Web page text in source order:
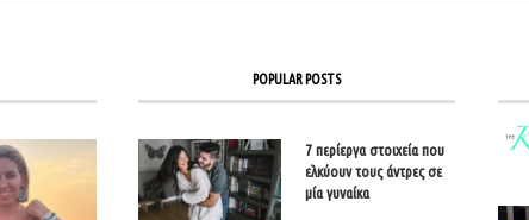
POPULAR POSTS
7 περίεργα στοιχεία που
ελκύουν τους άντρες σε
μία γυναίκα